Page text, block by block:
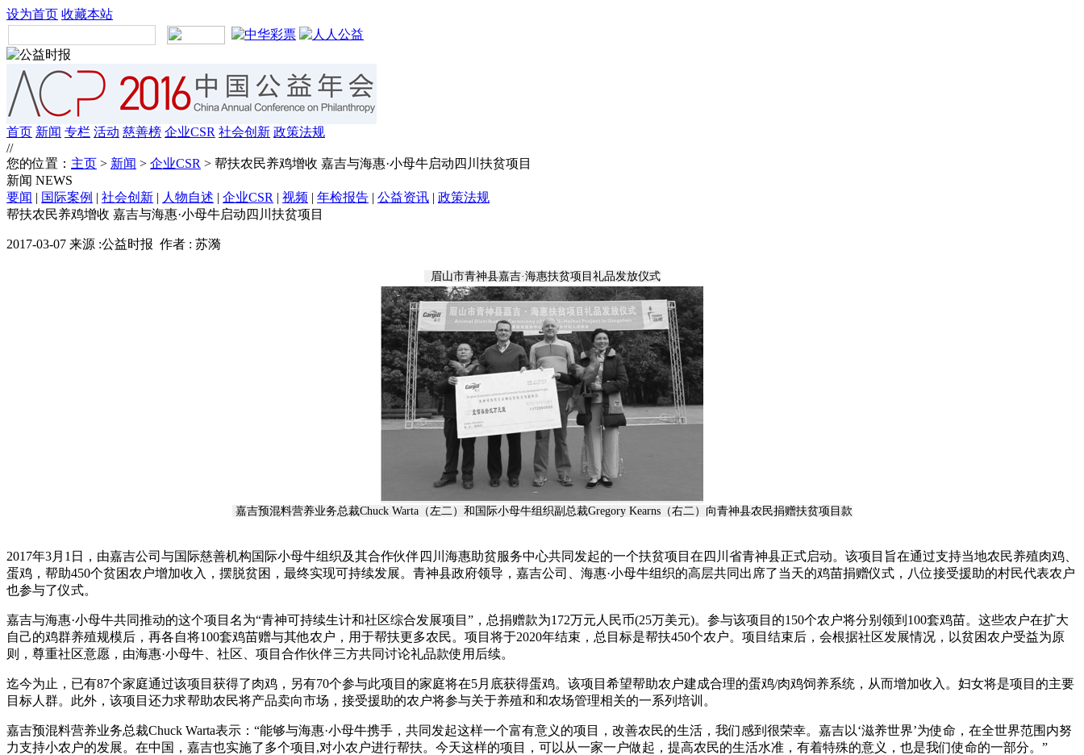
设为首页 收藏本站
首页 新闻 专栏 活动 慈善榜 企业CSR 社会创新 政策法规
//
您的位置： 主页 > 新闻 > 企业CSR > 帮扶农民养鸡增收 嘉吉与海惠·小母牛启动四川扶贫项目
新闻 NEWS
要闻 | 国际案例 | 社会创新 | 人物自述 | 企业CSR | 视频 | 年检报告 | 公益资讯 | 政策法规
帮扶农民养鸡增收 嘉吉与海惠·小母牛启动四川扶贫项目
2017-03-07 来源 :公益时报 作者 : 苏漪
眉山市青神县嘉吉·海惠扶贫项目礼品发放仪式
嘉吉预混料营养业务总裁Chuck Warta（左二）和国际小母牛组织副总裁Gregory Kearns（右二）向青神县农民捐赠扶贫项目款
2017年3月1日，由嘉吉公司与国际慈善机构国际小母牛组织及其合作伙伴四川海惠助贫服务中心共同发起的一个扶贫项目在四川省青神县正式启动。该项目旨在通过支持当地农民养殖肉鸡、
蛋鸡，帮助450个贫困农户增加收入，摆脱贫困，最终实现可持续发展。青神县政府领导，嘉吉公司、海惠·小母牛组织的高层共同出席了当天的鸡苗捐赠仪式，八位接受援助的村民代表农户
也参与了仪式。
嘉吉与海惠·小母牛共同推动的这个项目名为“青神可持续生计和社区综合发展项目”，总捐赠款为172万元人民币(25万美元)。参与该项目的150个农户将分别领到100套鸡苗。这些农户在扩大
自己的鸡群养殖规模后，再各自将100套鸡苗赠与其他农户，用于帮扶更多农民。项目将于2020年结束，总目标是帮扶450个农户。项目结束后，会根据社区发展情况，以贫困农户受益为原
则，尊重社区意愿，由海惠·小母牛、社区、项目合作伙伴三方共同讨论礼品款使用后续。
迄今为止，已有87个家庭通过该项目获得了肉鸡，另有70个参与此项目的家庭将在5月底获得蛋鸡。该项目希望帮助农户建成合理的蛋鸡/肉鸡饲养系统，从而增加收入。妇女将是项目的主要
目标人群。此外，该项目还力求帮助农民将产品卖向市场，接受援助的农户将参与关于养殖和和农场管理相关的一系列培训。
嘉吉预混料营养业务总裁Chuck Warta表示：“能够与海惠·小母牛携手，共同发起这样一个富有意义的项目，改善农民的生活，我们感到很荣幸。嘉吉以‘滋养世界’为使命，在全世界范围内努
力支持小农户的发展。在中国，嘉吉也实施了多个项目,对小农户进行帮扶。今天这样的项目，可以从一家一户做起，提高农民的生活水准，有着特殊的意义，也是我们使命的一部分。”